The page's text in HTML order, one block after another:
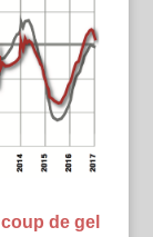
de gel